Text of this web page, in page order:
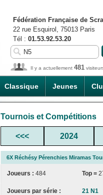
Classique Jeunes
Fédération Française de
22 rue Esquirol, 75013 Paris
Tél : 01.53.92.53.20
Il y a actuellement 481
Tournois et Compétitions
<<< 2024
6X Réchésy Pérenchies Miramas
Joueurs : 484 Top =
Joueurs par série : 21 N1